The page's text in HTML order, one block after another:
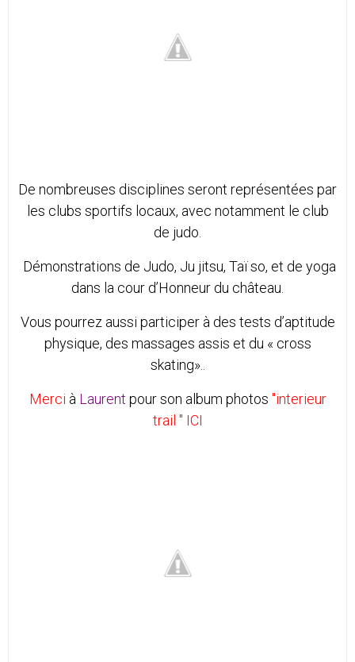
De nombreuses disciplines seront représentées par
les clubs sportifs locaux, avec notamment le club
de judo.
Démonstrations de Judo, Ju jitsu, Taï so, et de yoga
dans la cour d’Honneur du château.
Vous pourrez aussi participer à des tests d’aptitude
physique, des massages assis et du « cross
skating»..
Merci à Laurent pour son album photos "interieur
trail " ICI